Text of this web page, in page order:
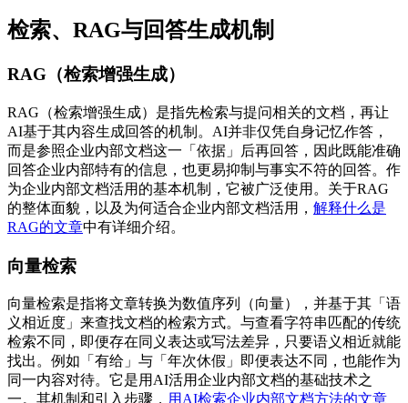
检索、RAG与回答生成机制
RAG（检索增强生成）
RAG（检索增强生成）是指先检索与提问相关的文档，再让
AI基于其内容生成回答的机制。AI并非仅凭自身记忆作答，
而是参照企业内部文档这一「依据」后再回答，因此既能准确
回答企业内部特有的信息，也更易抑制与事实不符的回答。作
为企业内部文档活用的基本机制，它被广泛使用。关于RAG
的整体面貌，以及为何适合企业内部文档活用， 解释什么是
RAG的文章中有详细介绍。
向量检索
向量检索是指将文章转换为数值序列（向量），并基于其「语
义相近度」来查找文档的检索方式。与查看字符串匹配的传统
检索不同，即便存在同义表达或写法差异，只要语义相近就能
找出。例如「有给」与「年次休假」即便表达不同，也能作为
同一内容对待。它是用AI活用企业内部文档的基础技术之
一。其机制和引入步骤， 用AI检索企业内部文档方法的文章